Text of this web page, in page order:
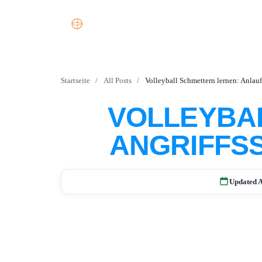
Startseite / All Posts / Volleyball Schmettern lernen:
Updated